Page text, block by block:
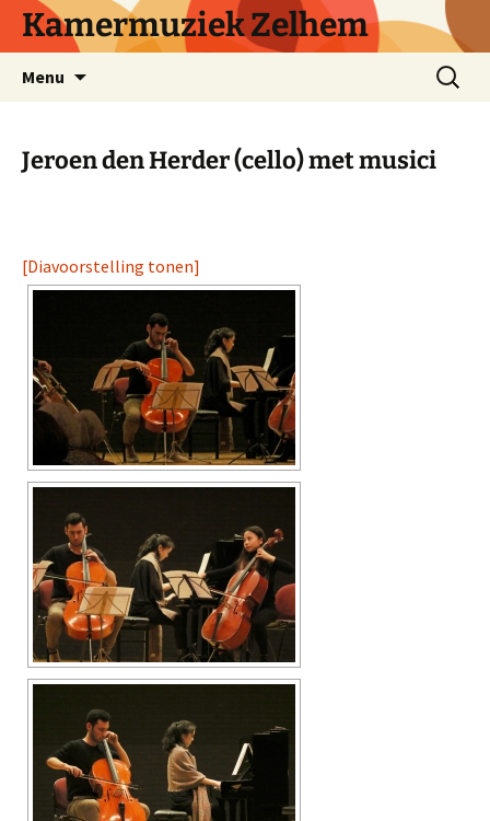
naarKamermuziek Zelhem
Menu
Zoeken
naar:
Jeroen den Herder (cello) met musici
[Diavoorstelling tonen]